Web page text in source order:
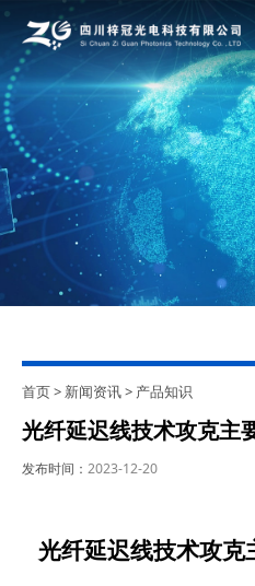
首页> 新闻资讯> 产品知识
光纤延迟线技术攻克主
发布时间： 2023-12-20
光纤延迟线技术攻克